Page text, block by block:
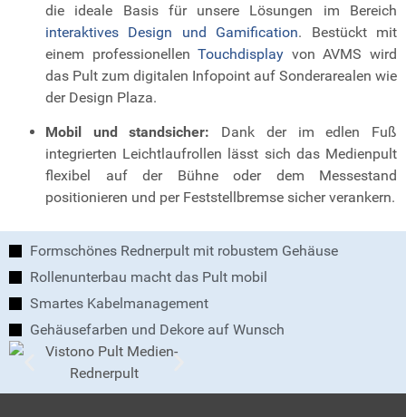
die ideale Basis für unsere Lösungen im Bereich
interaktives Design und Gamification. Bestückt mit
einem professionellenTouchdisplay von AVMS wird
das Pult zum digitalen Infopoint auf Sonderarealen wie
der Design Plaza.
Mobil und standsicher: Dank der im edlen Fuß
integrierten Leichtlaufrollen lässt sich das Medienpult
flexibel auf der Bühne oder dem Messestand
positionieren und per Feststellbremse sicher verankern.
Formschönes Rednerpult mit robustem Gehäuse
Rollenunterbau macht das Pult mobil
Smartes Kabelmanagement
Gehäusefarben und Dekore auf Wunsch